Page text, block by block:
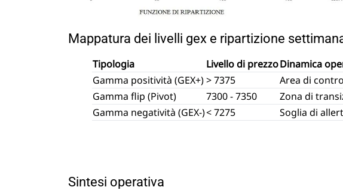
Mappatura dei livelli gex e ripartizione
Tipologia Livello di prezzoDinamica
Gamma positività (GEX+)> 7375
Area di
Gamma flip (Pivot)
7300 - 7350
Zona di
Gamma negatività (GEX-)< 7275 Soglia di
Sintesi operativa